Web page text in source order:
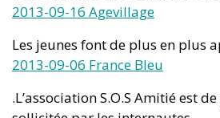
2013-09-16 Agevillage
Les jeunes font de plus en plus
2013-09-06 France Bleu
.L’association S.O.S Amitié est